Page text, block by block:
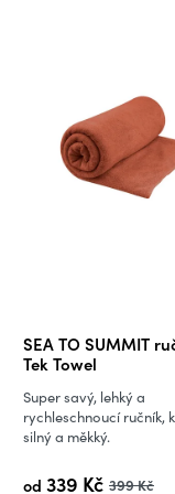
SEA TO SUMMIT
Tek Towel
od 339 Kč 399 Kč
Super savý, lehký a
rychleschnoucí ručník,
silný a měkký.